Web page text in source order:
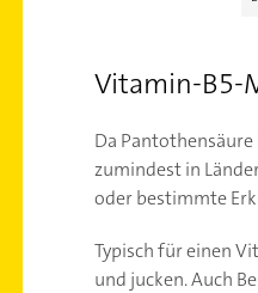
Vitamin-B5-
Da
zumindest in
oder bestimmte
Typisch für einen
und jucken. Auch